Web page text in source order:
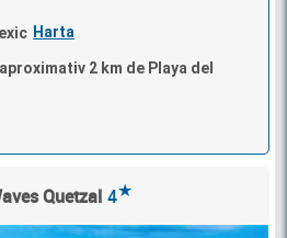
Harta
2 km de Playa del
Quetzal 4★